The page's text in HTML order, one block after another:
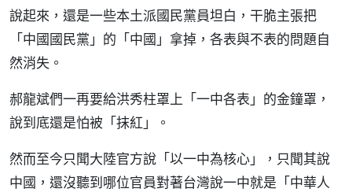
說起來，還是一些本土派國民黨員坦白，干脆主張把
「中國國民黨」的「中國」拿掉，各表與不表的問題自
然消失。
郝龍斌們一再要給洪秀柱罩上「一中各表」的金鐘罩，
說到底還是怕被「抹紅」。
然而至今只聞大陸官方說「以一中為核心」，只聞其說
中國，還沒聽到哪位官員對著台灣說一中就是「中華人